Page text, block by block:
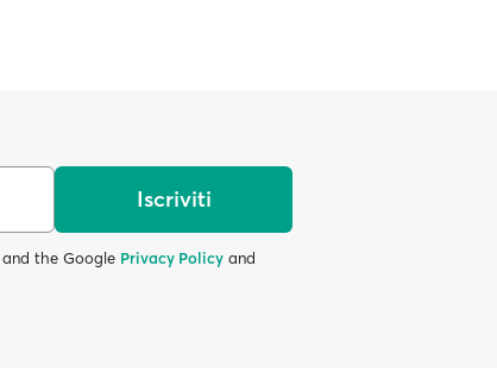
Iscriviti
the Google Privacy Policy and